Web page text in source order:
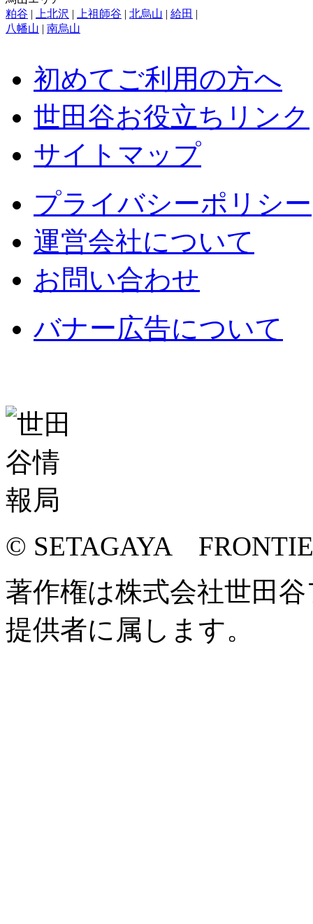
粕谷 | 上北沢 | 上祖師谷 | 北烏山 | 給田 |
八幡山 | 南烏山
初めてご利用の方へ
世田谷お役立ちリンク
サイトマップ
プライバシーポリシー
運営会社について
お問い合わせ
バナー広告について
© SETAGAYA
著作権は株式会社世田
提供者に属します。